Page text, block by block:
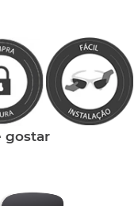
gostar